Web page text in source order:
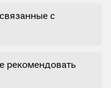
с
рекомендовать